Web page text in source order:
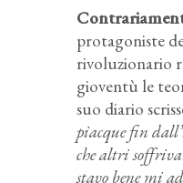
protagoniste
rivoluzionario
gioventù le
suo diario
piacque fin
che altri
stavo bene mi